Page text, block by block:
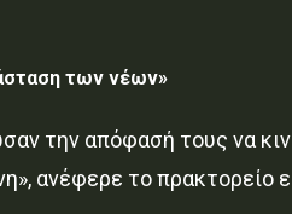
των νέων»
την απόφασή τους να
ανέφερε το πρακτορείο